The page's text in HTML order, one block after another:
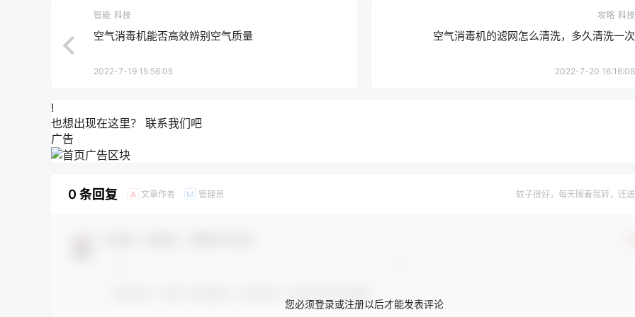
智能 科技
空气消毒机能否高效辨别空气质量
2022-7-19 15:56:05
攻略 科技
空气消毒机的滤网怎么清洗，多久清洗一次
2022-7-20 16:16:08
!
也想出现在这里？ 联系我们吧
广告
0 条回复 A 文章作者 M 管理员 蚊子很好，每天围着我转，还送
您必须登录或注册以后才能发表评论